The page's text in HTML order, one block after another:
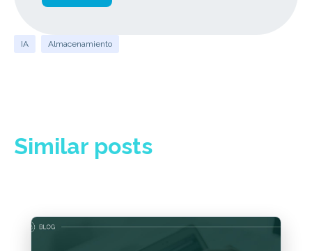
IA Almacenamiento
Similar posts